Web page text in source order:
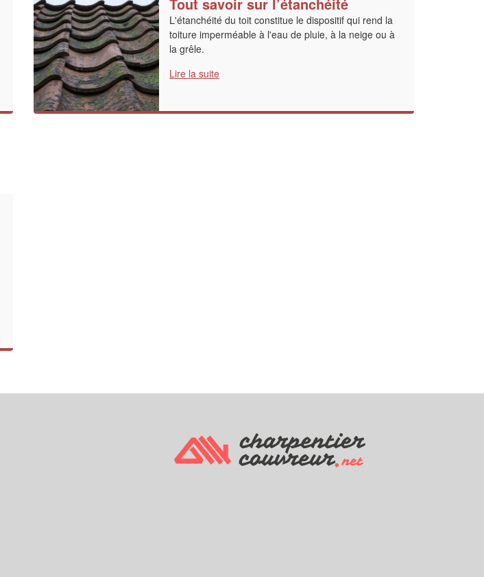
L'étanchéité du toit constitue le dispositif qui rend la
toiture imperméable à l'eau de pluie, à la neige ou à
la grêle.
Lire la suite